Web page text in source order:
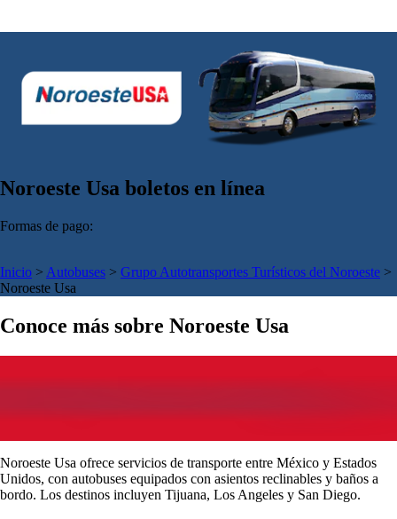
Noroeste Usa boletos en línea
Formas de pago:
Inicio > Autobuses > Grupo Autotransportes Turísticos del Noroeste >
Noroeste Usa
Conoce más sobre Noroeste Usa
Noroeste Usa ofrece servicios de transporte entre México y Estados
Unidos, con autobuses equipados con asientos reclinables y baños a
bordo. Los destinos incluyen Tijuana, Los Angeles y San Diego.